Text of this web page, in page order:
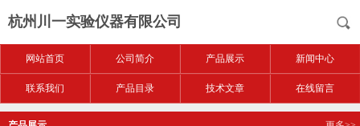
杭州川一实验仪器有限公司
网站首页 公司简介 产品展示 新闻中心
联系我们 产品目录 技术文章 在线留言